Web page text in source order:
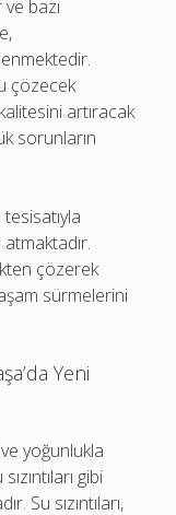
bazı
çözecek
artıracak
sorunların
çözerek
sürmelerini
Yeni
yoğunlukla
gibi
Su sızıntıları,